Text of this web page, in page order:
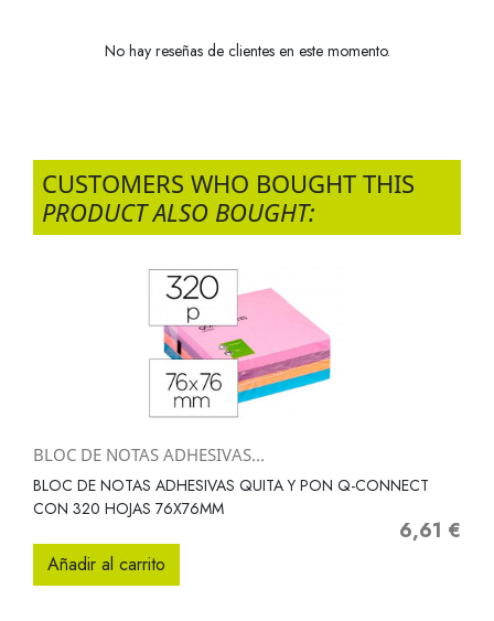
No hay reseñas de clientes en este momento.
CUSTOMERS WHO BOUGHT THIS
PRODUCT ALSO BOUGHT:
BLOC DE NOTAS ADHESIVAS...
BLOC DE NOTAS ADHESIVAS QUITA Y PON Q-CONNECT
CON 320 HOJAS 76X76MM
Precio
6,61 €
Añadir al carrito